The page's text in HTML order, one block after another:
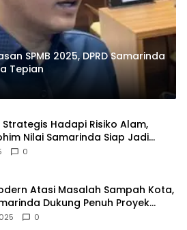
SPMB 2025, DPRD Samarinda
Tepian
Strategis Hadapi Risiko Alam,
Nilai Samarinda Siap Jadi
Bencana Kalimantan
0
Atasi Masalah Sampah Kota,
Dukung Penuh Proyek
0